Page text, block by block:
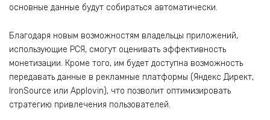
основные данные будут собираться автоматически.
Благодаря новым возможностям владельцы приложений,
использующие РСЯ, смогут оценивать эффективность
монетизации. Кроме того, им будет доступна возможность
передавать данные в рекламные платформы (Яндекс Директ,
IronSource или Applovin), что позволит оптимизировать
стратегию привлечения пользователей.